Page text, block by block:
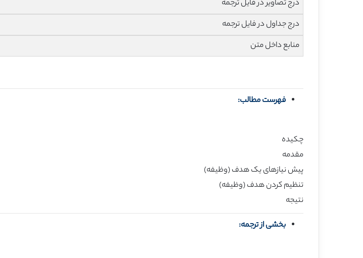
درج تصاویر در فایل ترجمه
درج جداول در فایل ترجمه
منابع داخل متن
فهرست مطالب:
چکیده
مقدمه
پیش نیازهای یک هدف (وظیفه)
تنظیم کردن هدف (وظیفه)
نتیجه
بخشی از ترجمه: